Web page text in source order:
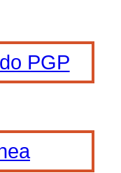
PGP